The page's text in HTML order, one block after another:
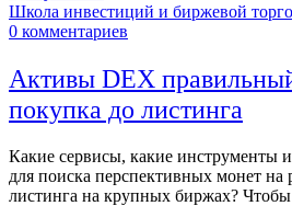
Школа инвестиций и биржевой
0 комментариев
Активы DEX
покупка до листинга
Какие сервисы, какие инструменты
для поиска перспективных монет на
листинга на крупных биржах?